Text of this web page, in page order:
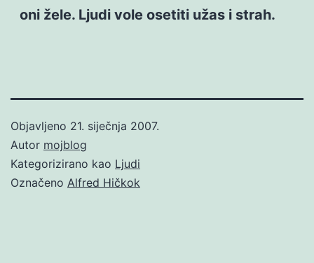
oni žele. Ljudi vole osetiti užas i strah.
Objavljeno 21. siječnja 2007.
Autor mojblog
Kategorizirano kao Ljudi
Označeno Alfred Hičkok